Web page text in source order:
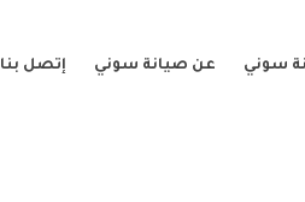
سوني عن صيانة سوني إتصل بنا